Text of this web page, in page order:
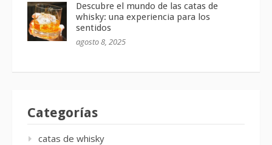
Descubre el mundo de las catas de
whisky: una experiencia para los
sentidos
agosto 8, 2025
Categorías
catas de whisky